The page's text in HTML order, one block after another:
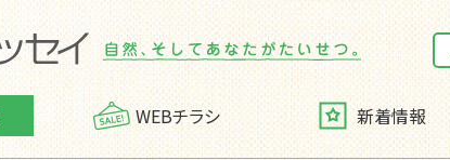
WEBチラシ 新着情報